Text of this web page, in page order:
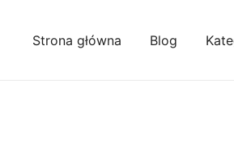
Strona główna Blog